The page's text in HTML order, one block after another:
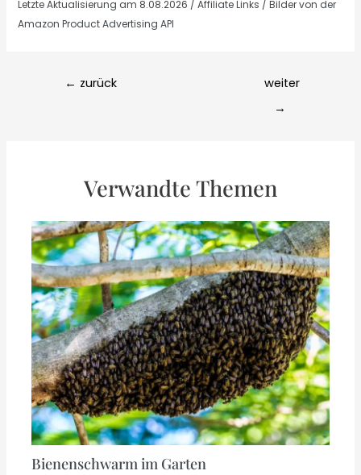
Letzte Aktualisierung am 8.08.2026 / Affiliate Links / Bilder von der
Amazon Product Advertising API
← zurück
weiter
→
Verwandte Themen
Bienenschwarm im Garten